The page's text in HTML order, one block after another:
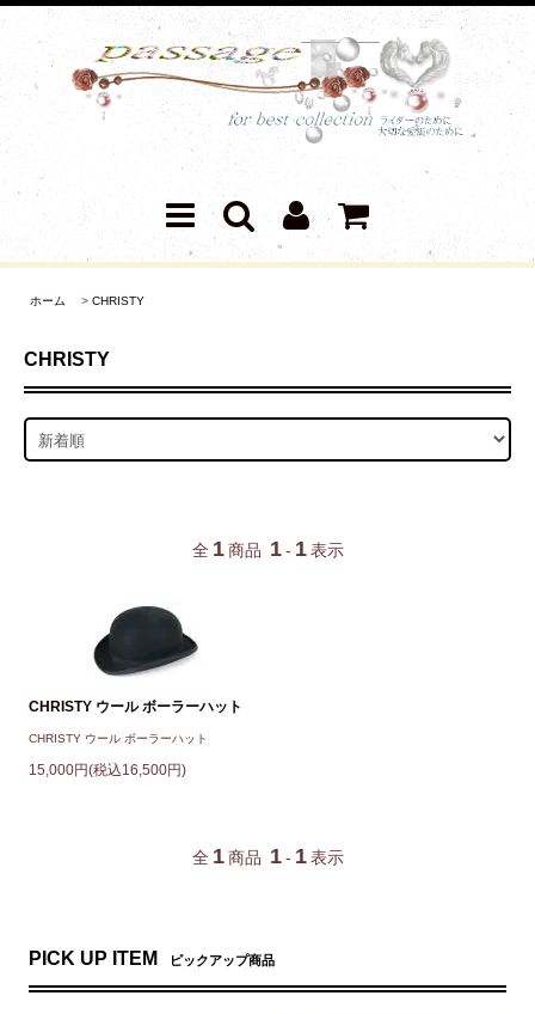
ホーム > CHRISTY
CHRISTY
全 1 商品 1 - 1 表示
CHRISTY ウール ボーラーハット
CHRISTY ウール ボーラーハット
15,000円(税込16,500円)
全 1 商品 1 - 1 表示
PICK UP ITEM ピックアップ商品